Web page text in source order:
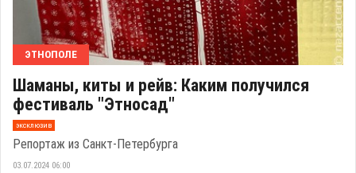
ЭТНОПОЛЕ
Шаманы, киты и рейв: Каким получился
фестиваль "Этносад"
эксклюзив
Репортаж из Санкт-Петербурга
03.07.2024 06:00